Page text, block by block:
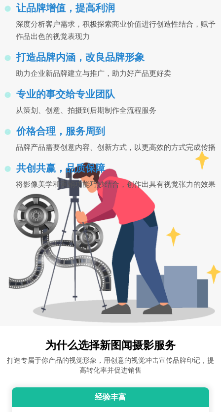
让品牌增值，提高利润
深度分析客户需求，积极探索商业价值进行创造性结合，赋予
作品出色的视觉表现力
打造品牌内涵，改良品牌形象
助力企业新品牌建立与推广，助力好产品更好卖
专业的事交给专业团队
从策划、创意、拍摄到后期制作全流程服务
价格合理，服务周到
品牌产品需要创意内容、创新方式，以更高效的方式完成传播
共创共赢，品质保障
将影像美学和营销功能巧妙结合，创作出具有视觉张力的效果
为什么选择新图闻摄影服务
打造专属于你产品的视觉形象，用创意的视觉冲击宣传品牌印记，提
高转化率并促进销售
经验丰富